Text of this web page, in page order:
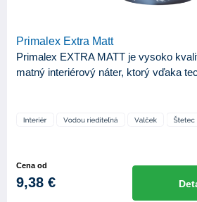
Primalex Extra Matt
Primalex EXTRA MATT je vysoko
matný interiérový náter, ktorý vďaka
Cena od
9,38 €